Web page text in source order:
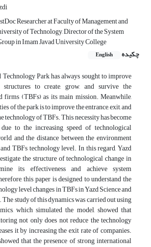
Researcher at Faculty of Management and
of Technology, Director of the System
in Imam Javad University College
چکیده
English
Technology Park has always sought to improve
to create, grow, and survive the
firms (TBFs) as its main mission. Meanwhile,
of the park is to improve the entrance, exit, and
technology of TBFs. This necessity has become
to the increasing speed of technological
and the distance between the environment
TBFs technology level. In this regard, Yazd
the structure of technological change in
its effectiveness and achieve system
this paper is designed to understand the
level changes in TBFs in Yazd Science and
study of this dynamics was carried out using
which simulated the model, showed that
not only does not reduce the technology
it by increasing the exit rate of companies.
that the presence of strong international